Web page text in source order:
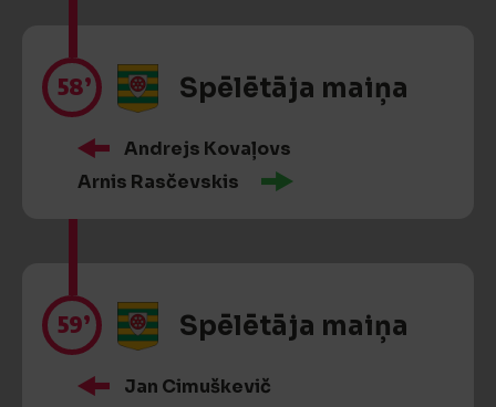
58’ Spēlētāja maiņa
Andrejs Kovaļovs
Arnis Rasčevskis
59’ Spēlētāja maiņa
Jan Cimuškevič